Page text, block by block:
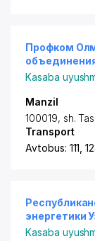
Профком
Kasaba
Manzil
100019, sh.
Transport
Avtobus: 111,
энергетики
Kasaba